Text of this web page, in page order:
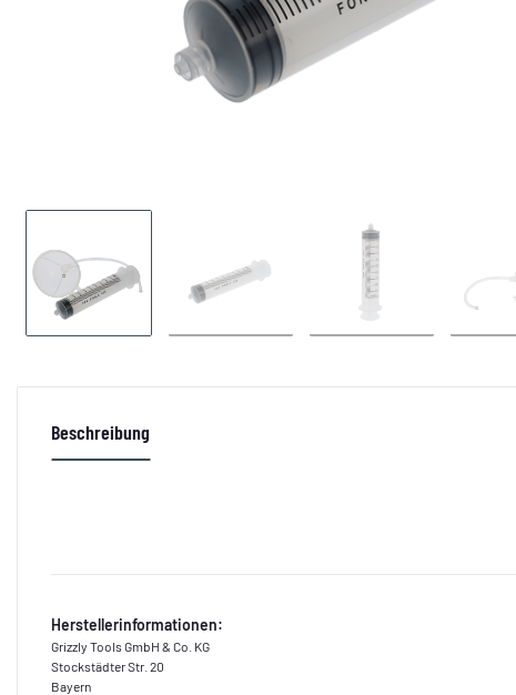
Beschreibung
Herstellerinformationen:
Grizzly Tools GmbH & Co. KG
Stockstädter Str. 20
Bayern